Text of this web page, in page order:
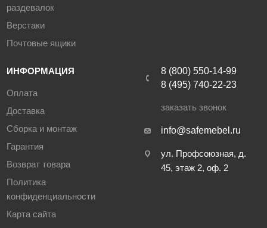
раздевалок
Верстаки
Почтовые ящики
ИНФОРМАЦИЯ
Оплата
Доставка
Сборка и монтаж
Гарантия
Возврат товара
Политика
конфиденциальности
Карта сайта
8 (800) 550-14-99
8 (495) 740-22-23
заказать звонок
info@safemebel.ru
ул. Профсоюзная, д.
45, этаж 2, оф. 2